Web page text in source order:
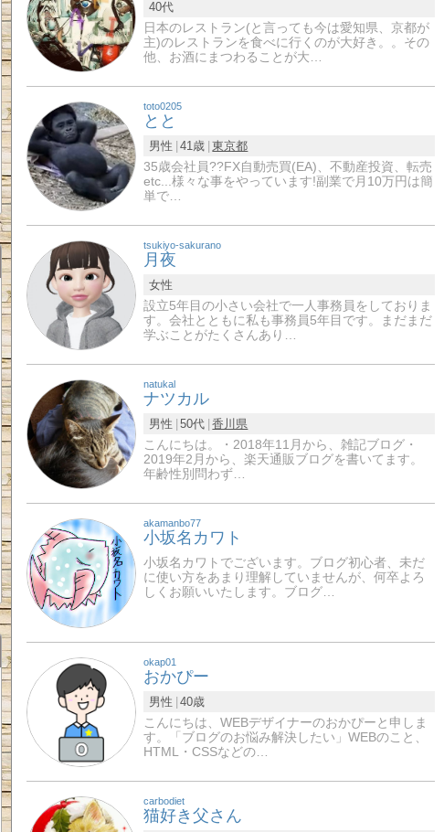
40代
日本のレストラン(と言っても今は愛知県、京都が
主)のレストランを食べに行くのが大好き。。その
他、お酒にまつわることが大…
toto0205
とと
男性 41歳 東京都
35歳会社員?‍?FX自動売買(EA)、不動産投資、転売
etc...様々な事をやっています!副業で月10万円は簡
単で…
tsukiyo-sakurano
月夜
女性
設立5年目の小さい会社で一人事務員をしておりま
す。会社とともに私も事務員5年目です。まだまだ
学ぶことがたくさんあり…
natukal
ナツカル
男性 50代 香川県
こんにちは。・2018年11月から、雑記ブログ・
2019年2月から、楽天通販ブログを書いてます。
年齢性別問わず…
akamanbo77
小坂名カワト
小坂名カワトでございます。ブログ初心者、未だ
に使い方をあまり理解していませんが、何卒よろ
しくお願いいたします。ブログ…
okap01
おかぴー
男性
40歳
こんにちは、WEBデザイナーのおかぴーと申しま
す。「ブログのお悩み解決したい」WEBのこと、
HTML・CSSなどの…
carbodiet
猫好き父さん